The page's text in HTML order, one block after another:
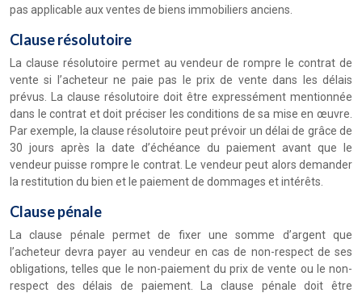
pas applicable aux ventes de biens immobiliers anciens.
Clause résolutoire
La clause résolutoire permet au vendeur de rompre le contrat de
vente si l’acheteur ne paie pas le prix de vente dans les délais
prévus. La clause résolutoire doit être expressément mentionnée
dans le contrat et doit préciser les conditions de sa mise en œuvre.
Par exemple, la clause résolutoire peut prévoir un délai de grâce de
30 jours après la date d’échéance du paiement avant que le
vendeur puisse rompre le contrat. Le vendeur peut alors demander
la restitution du bien et le paiement de dommages et intérêts.
Clause pénale
La clause pénale permet de fixer une somme d’argent que
l’acheteur devra payer au vendeur en cas de non-respect de ses
obligations, telles que le non-paiement du prix de vente ou le non-
respect des délais de paiement. La clause pénale doit être